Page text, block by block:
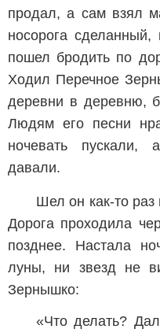
продал, а сам взял
носорога
пошел бродить по
Ходил Перечное
деревни в деревню,
Людям его песни
ночевать пускали,
давали.
Шел он как-то
Дорога проходила
позднее. Настала
луны, ни звезд не
Зернышко:
«Что делать?